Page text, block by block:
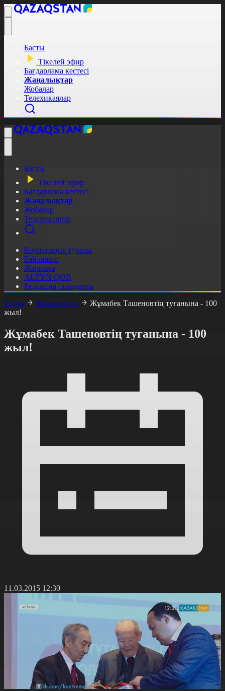
Басты
Тікелей эфир
Бағдарлама кестесі
Жаңалықтар
Жобалар
Телехикаялар
Басты
Тікелей эфир
Бағдарлама кестесі
Жаңалықтар
Жобалар
Телехикаялар
Корпорация туралы
Байланыс
Жарнама
ALTYN QOR
Редакция стандарты
Басты
Жаңалықтар
Жұмабек Ташеновтің туғанына - 100
жыл!
Жұмабек Ташеновтің туғанына - 100
жыл!
11.03.2015 12:30